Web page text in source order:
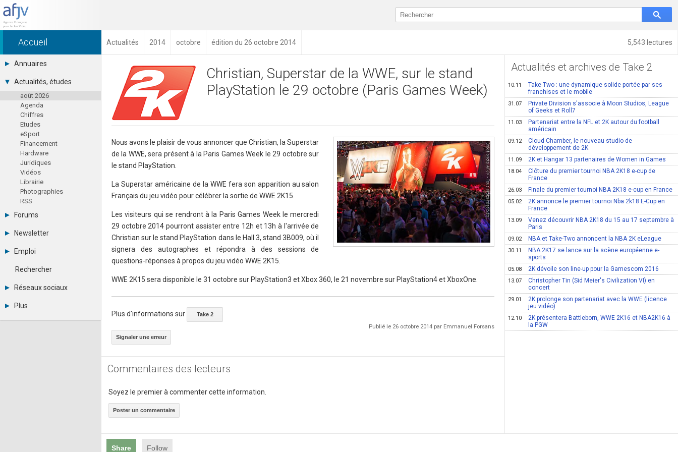
5,543 lectures
Accueil Actualités 2014 octobre édition du 26 octobre 2014
Annuaires
Toutes les sociétés (691)
Studios (418)
Editeurs (49)
Distributeurs (16)
Hard. / Accessoires (10)
Middlewares (15)
Prestataires (99)
Assoc. / Syndicats (21)
Formations / Ecoles (46)
Presse spécialisée (17)
Actualités, études
août 2026
Agenda
Chiffres
Etudes
eSport
Financement
Hardware
Juridiques
Vidéos
Librairie
Photographies
RSS
Forums
Tous les forums
Se connecter
Messages privés
Contacter un modérateur
Newsletter
Archives
Abonnement
Emploi
Consulter les annonces
Observatoire de l'emploi
Rechercher
Réseaux sociaux
LinkedIn
Plus
Annonceurs
Christian, Superstar de la WWE, sur le stand
PlayStation le 29 octobre (Paris Games Week)
Nous avons le plaisir de vous annoncer que Christian, la Superstar
de la WWE, sera présent à la Paris Games Week le 29 octobre sur
le stand PlayStation.
La Superstar américaine de la WWE fera son apparition au salon
Français du jeu vidéo pour célébrer la sortie de WWE 2K15.
Les visiteurs qui se rendront à la Paris Games Week le mercredi
29 octobre 2014 pourront assister entre 12h et 13h à l'arrivée de
Christian sur le stand PlayStation dans le Hall 3, stand 3B009, où il
signera des autographes et répondra à des sessions de
questions-réponses à propos du jeu vidéo WWE 2K15.
WWE 2K15 sera disponible le 31 octobre sur PlayStation3 et Xbox 360, le 21 novembre sur PlayStation4 et XboxOne.
Plus d'informations sur Take 2
Publié le 26 octobre 2014 par Emmanuel Forsans
Signaler une erreur
Commentaires des lecteurs
Soyez le premier à commenter cette information.
Poster un commentaire
Actualités et archives de Take 2
10.11
Take-Two : une dynamique solide portée par ses
franchises et le mobile
31.07
Private Division s'associe à Moon Studios, League
of Geeks et Roll7
11.03
Partenariat entre la NFL et 2K autour du football
américain
09.12
Cloud Chamber, le nouveau studio de
développement de 2K
11.09 2K et Hangar 13 partenaires de Women in Games
18.04
Clôture du premier tournoi NBA 2K18 e-cup de
France
26.03 Finale du premier tournoi NBA 2K18 e-cup en France
05.02
2K annonce le premier tournoi Nba 2k18 E-Cup en
France
13.09
Venez découvrir NBA 2K18 du 15 au 17 septembre à
Paris
09.02 NBA et Take-Two annoncent la NBA 2K eLeague
30.11
NBA 2K17 se lance sur la scène européenne e-
sports
05.08 2K dévoile son line-up pour la Gamescom 2016
13.07
Christopher Tin (Sid Meier's Civilization VI) en
concert
29.01
2K prolonge son partenariat avec la WWE (licence
jeu vidéo)
12.10
2K présentera Battleborn, WWE 2K16 et NBA2K16 à
la PGW
Share Follow